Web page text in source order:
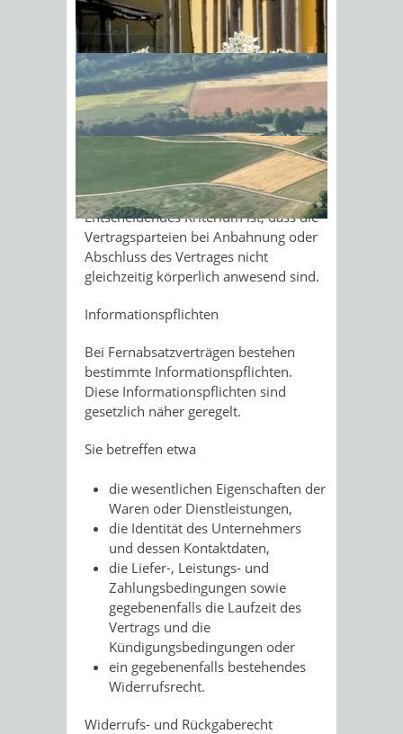
Sonnenschein am Morgen im
Ahornwald
Fernabsatz als Vertriebsweg wählt
etwa nur in einem Ausnahmefall eine
telefonische Bestellung
entgegennimmt.
Beispiele für
Fernkommunikationsmittel sind Briefe,
Kataloge, Telefonanrufe, Telefaxe, E-
Mails, Internetformulare, SMS,
Rundfunk und Telemedien.
Entscheidendes Kriterium ist, dass die
Vertragsparteien bei Anbahnung oder
Abschluss des Vertrages nicht
gleichzeitig körperlich anwesend sind.
Informationspflichten
Bei Fernabsatzverträgen bestehen
bestimmte Informationspflichten.
Diese Informationspflichten sind
gesetzlich näher geregelt.
Sie betreffen etwa
die wesentlichen Eigenschaften der
Waren oder Dienstleistungen,
die Identität des Unternehmers
und dessen Kontaktdaten,
die Liefer-, Leistungs- und
Zahlungsbedingungen sowie
gegebenenfalls die Laufzeit des
Vertrags und die
Kündigungsbedingungen oder
ein gegebenenfalls bestehendes
Widerrufsrecht.
Widerrufs- und Rückgaberecht